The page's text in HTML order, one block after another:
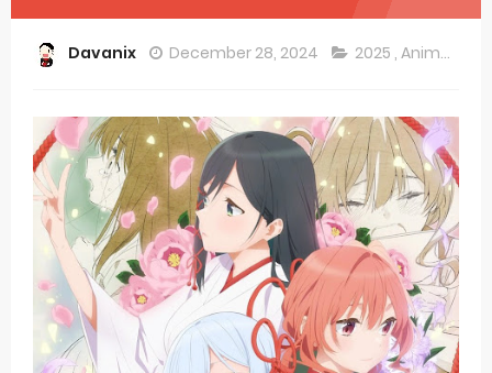
KonoSuba Get 4th Season
Monster Eater Receives Anime in April 2026
Basketball Project ZERO RISE Gets Anime
Jujutsu Kaisen Season 3 New Visual
The Case Book of Arne Reveals New Visual and Trailer
Cosmic Princess Kaguya! Upcoming Netflix Feature Anime
Made in Abyss: Mezameru Shinpi Anime Fall 2026
Davanix December 28, 2024 2025 , Anime